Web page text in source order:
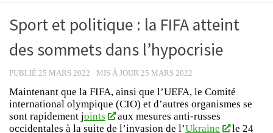
Sport et politique : la FIFA atteint
des sommets dans l’hypocrisie
PUBLIÉ 25 MARS 2022 · MIS À JOUR 25 MARS 2022
Maintenant que la FIFA, ainsi que l’UEFA, le Comité
international olympique (CIO) et d’autres organismes se
sont rapidement joints
aux mesures anti-russes
occidentales à la suite de l’invasion de l’Ukraine
le 24